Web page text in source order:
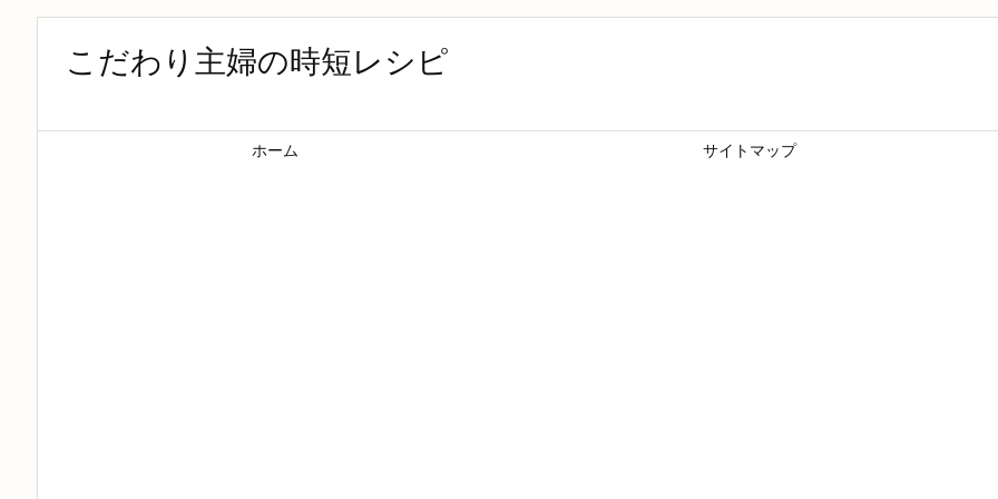
こだわり主婦の時短レシピ
ホーム サイトマップ